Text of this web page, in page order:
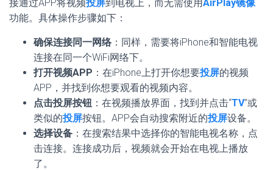
接通过APP将视频投屏到电视上，而无需使用AirPlay镜像
功能。具体操作步骤如下：
确保连接同一网络：同样，需要将iPhone和智能电视
连接在同一个WiFi网络下。
打开视频APP ：在iPhone上打开你想要投屏的视频
APP，并找到你想要观看的视频内容。
点击投屏按钮 ：在视频播放界面，找到并点击“TV”或
类似的投屏按钮。APP会自动搜索附近的投屏设备。
选择设备 ：在搜索结果中选择你的智能电视名称，点
击连接。连接成功后，视频就会开始在电视上播放
了。